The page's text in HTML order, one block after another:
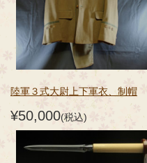
陸軍３式大尉上下軍衣、制帽
¥50,000(税込)